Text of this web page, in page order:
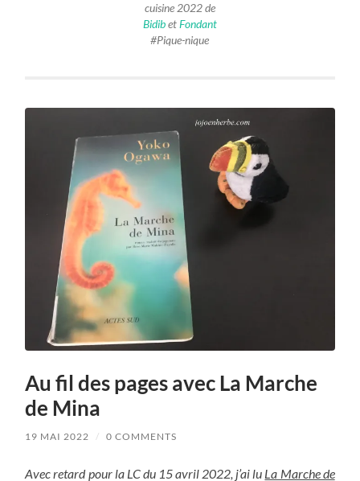
cuisine 2022 de
BidibetFondant
#Pique-nique
Au fil des pages avec La Marche
de Mina
19 MAI 2022 / 0 COMMENTS
Avec retard pour la LC du 15 avril 2022, j’ai lu La Marche de